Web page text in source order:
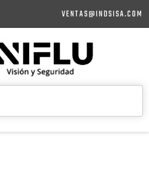
VENTAS@INDSISA.COM
o irregularidades.
entre las bridas del
de que las juntas
alineadas con los